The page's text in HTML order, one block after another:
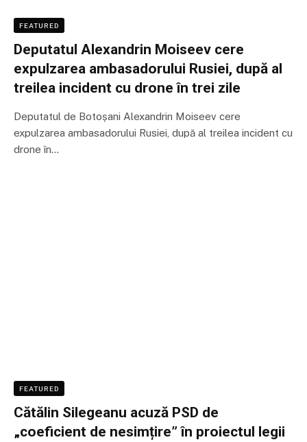
FEATURED
Deputatul Alexandrin Moiseev cere
expulzarea ambasadorului Rusiei, după al
treilea incident cu drone în trei zile
Deputatul de Botoșani Alexandrin Moiseev cere
expulzarea ambasadorului Rusiei, după al treilea incident cu
drone în…
FEATURED
Cătălin Silegeanu acuză PSD de
„coeficient de nesimțire” în proiectul legii